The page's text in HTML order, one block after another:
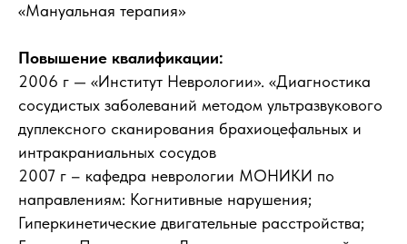
«Мануальная терапия»
Повышение квалификации:
2006 г — «Институт Неврологии». «Диагностика
сосудистых заболеваний методом ультразвукового
дуплексного сканирования брахиоцефальных и
интракраниальных сосудов
2007 г – кафедра неврологии МОНИКИ по
направлениям: Когнитивные нарушения;
Гиперкинетические двигательные расстройства;